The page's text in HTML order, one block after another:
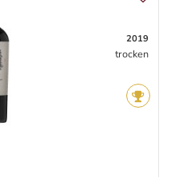
2019
trocken